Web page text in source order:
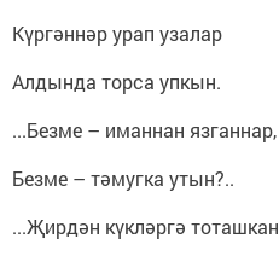
Күргәннәр урап узалар
Алдында торса упкын.
...Безме – иманнан язганнар,
Безме – тәмугка утын?..
...Җирдән күкләргә тоташкан